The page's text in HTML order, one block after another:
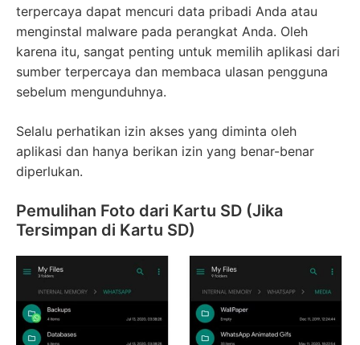
terpercaya dapat mencuri data pribadi Anda atau
menginstal malware pada perangkat Anda. Oleh
karena itu, sangat penting untuk memilih aplikasi dari
sumber terpercaya dan membaca ulasan pengguna
sebelum mengunduhnya.
Selalu perhatikan izin akses yang diminta oleh
aplikasi dan hanya berikan izin yang benar-benar
diperlukan.
Pemulihan Foto dari Kartu SD (Jika
Tersimpan di Kartu SD)